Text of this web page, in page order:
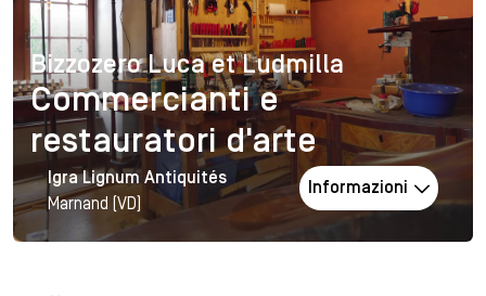
Bizzozero Luca et Ludmilla
Bizzozero Luca et Ludmilla
Commercianti e
restauratori d'arte
Igra Lignum Antiquités
Marnand (VD)
Informazioni